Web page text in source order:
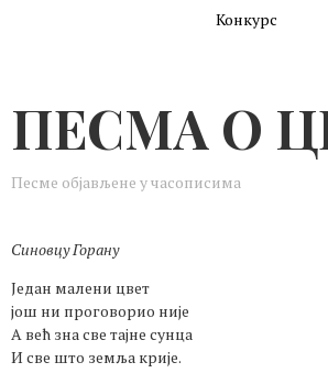
Конкурс
ПЕСМА О
Песме објављене у часописима
Синовцу Горану
Један малени цвет
још ни проговорио није
А већ зна све тајне сунца
И све што земља крије.